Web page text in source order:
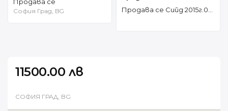
София Град, BG
11500.00 лв
СОФИЯ ГРАД, BG